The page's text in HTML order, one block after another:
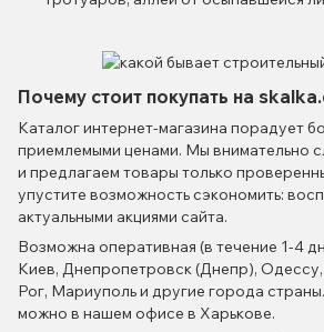
Почему стоит покупать на
Каталог интернет-магазина порадует
приемлемыми ценами. Мы внимательно
и предлагаем товары только
упустите возможность сэкономить:
актуальными акциями сайта.
Возможна оперативная (в течение 1-4
Киев, Днепропетровск (Днепр),
Рог, Мариуполь и другие города
можно в нашем офисе в Харькове.